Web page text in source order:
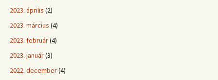
2023. április (2)
2023. március (4)
2023. február(4)
2023. január(3)
2022. december(4)